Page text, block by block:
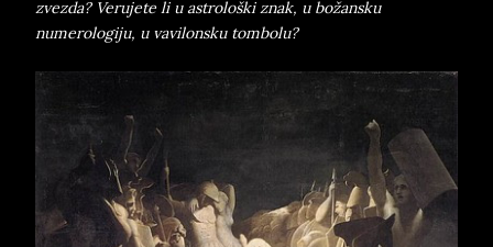
zvezda? Verujete li u astrološki znak, u božansku
numerologiju, u vavilonsku tombolu?